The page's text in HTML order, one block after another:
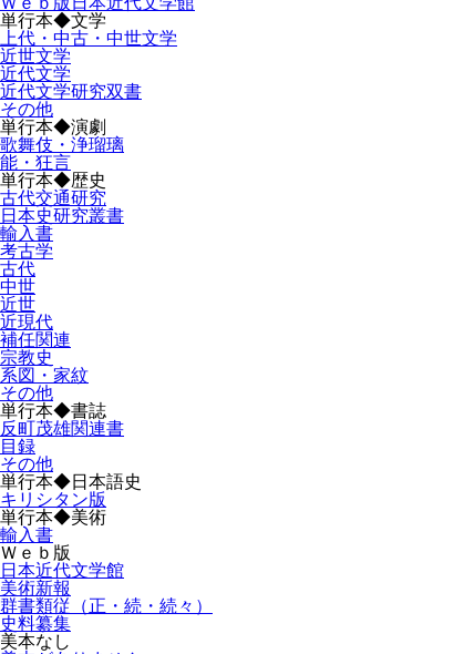
単行本◆文学
上代・中古・中世文学
近世文学
近代文学
近代文学研究双書
その他
単行本◆演劇
歌舞伎・浄瑠璃
能・狂言
単行本◆歴史
古代交通研究
日本史研究叢書
輸入書
考古学
古代
中世
近世
近現代
補任関連
宗教史
系図・家紋
その他
単行本◆書誌
反町茂雄関連書
目録
その他
単行本◆日本語史
キリシタン版
単行本◆美術
輸入書
Ｗｅｂ版
日本近代文学館
美術新報
群書類従（正・続・続々）
史料纂集
美本なし